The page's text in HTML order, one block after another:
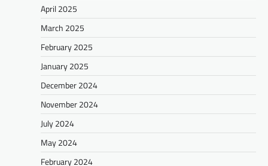
April 2025
March 2025
February 2025
January 2025
December 2024
November 2024
July 2024
May 2024
February 2024